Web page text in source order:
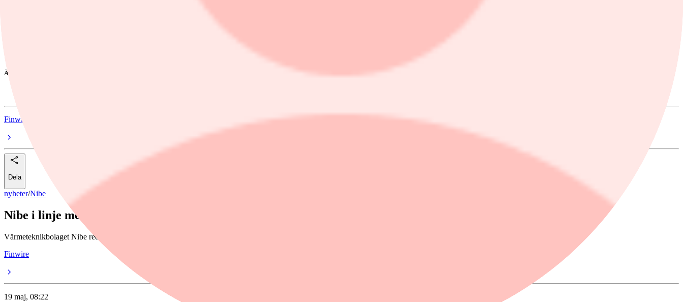
Ämnen i artikeln
Nibe
Finwire
Dela
nyheter/Nibe
Nibe i linje med förväntningarna: "Successiv förbättring"
Värmeteknikbolaget Nibe redovisar en omsättning och ett rörelseresultat i första kvartalet 2026 i linje med analytikernas förväntningar.
Finwire
19 maj, 08:22